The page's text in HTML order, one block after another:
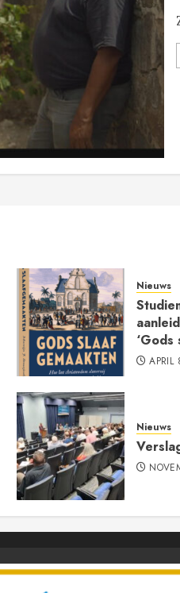
Nieuws
‘Gods
Nieuws